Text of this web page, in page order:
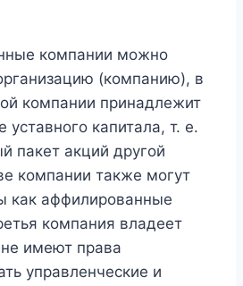
компании можно
(компанию), в
компании принадлежит
уставного капитала, т. е.
пакет акций другой
компании также могут
как аффилированные
компания владеет
имеют права
управленческие и